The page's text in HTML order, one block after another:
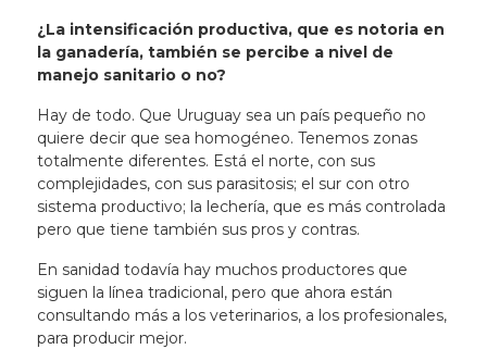
¿La intensificación productiva, que es notoria en
la ganadería, también se percibe a nivel de
manejo sanitario o no?
Hay de todo. Que Uruguay sea un país pequeño no
quiere decir que sea homogéneo. Tenemos zonas
totalmente diferentes. Está el norte, con sus
complejidades, con sus parasitosis; el sur con otro
sistema productivo; la lechería, que es más controlada
pero que tiene también sus pros y contras.
En sanidad todavía hay muchos productores que
siguen la línea tradicional, pero que ahora están
consultando más a los veterinarios, a los profesionales,
para producir mejor.